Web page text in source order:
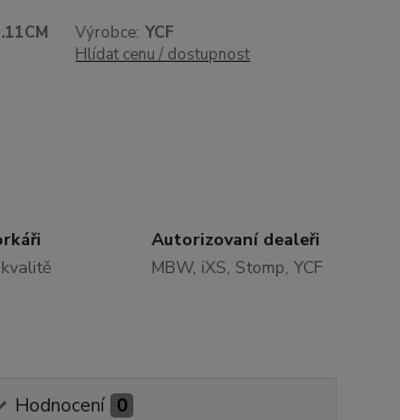
Výrobce: YCF
Hlídat cenu / dostupnost
Autorizovaní dealeři
MBW, iXS, Stomp, YCF
Hodnocení 0